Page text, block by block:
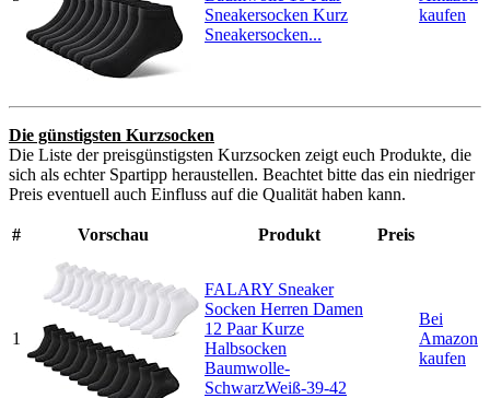
Sneakersocken Kurz
Sneakersocken...
kaufen
Die günstigsten Kurzsocken
Die Liste der preisgünstigsten Kurzsocken zeigt euch Produkte, die
sich als echter Spartipp heraustellen. Beachtet bitte das ein niedriger
Preis eventuell auch Einfluss auf die Qualität haben kann.
# Vorschau Produkt Preis
1
FALARY Sneaker
Socken Herren Damen
12 Paar Kurze
Halbsocken
Baumwolle-
SchwarzWeiß-39-42
Bei
Amazon
kaufen